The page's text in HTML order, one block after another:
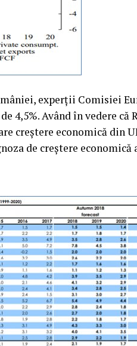
experţii Comisiei
4,5%. Având în vedere că
creştere economică din
de creştere economică